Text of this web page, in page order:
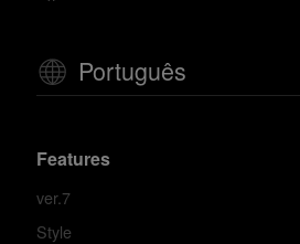
Português
Features
ver.7
Style